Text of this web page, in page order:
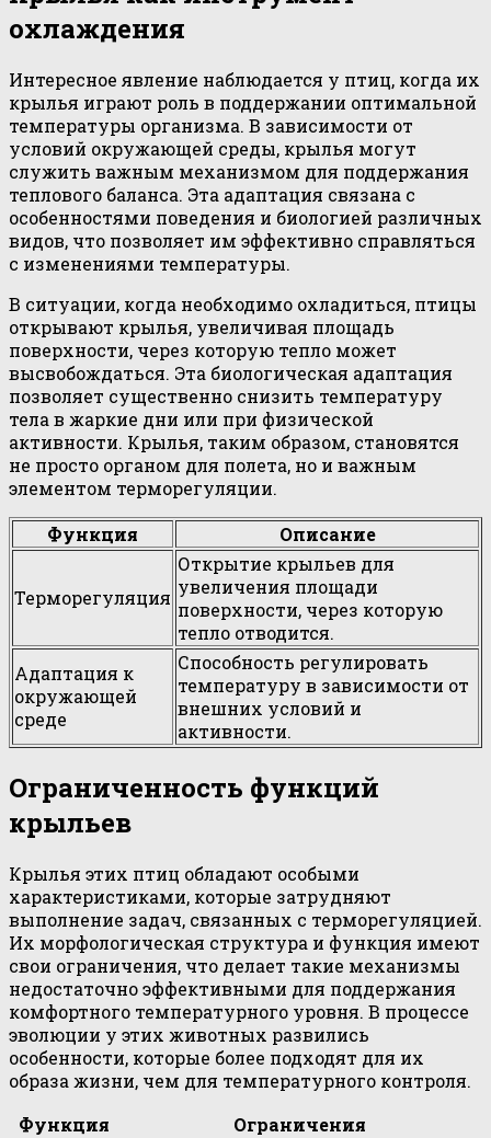
охлаждения
Интересное явление наблюдается у птиц, когда их
крылья играют роль в поддержании оптимальной
температуры организма. В зависимости от
условий окружающей среды, крылья могут
служить важным механизмом для поддержания
теплового баланса. Эта адаптация связана с
особенностями поведения и биологией различных
видов, что позволяет им эффективно справляться
с изменениями температуры.
В ситуации, когда необходимо охладиться, птицы
открывают крылья, увеличивая площадь
поверхности, через которую тепло может
высвобождаться. Эта биологическая адаптация
позволяет существенно снизить температуру
тела в жаркие дни или при физической
активности. Крылья, таким образом, становятся
не просто органом для полета, но и важным
элементом терморегуляции.
Функция
Описание
Терморегуляция
Открытие крыльев для
увеличения площади
поверхности, через которую
тепло отводится.
Адаптация к
окружающей
среде
Способность регулировать
температуру в зависимости от
внешних условий и
активности.
Ограниченность функций
крыльев
Крылья этих птиц обладают особыми
характеристиками, которые затрудняют
выполнение задач, связанных с терморегуляцией.
Их морфологическая структура и функция имеют
свои ограничения, что делает такие механизмы
недостаточно эффективными для поддержания
комфортного температурного уровня. В процессе
эволюции у этих животных развились
особенности, которые более подходят для их
образа жизни, чем для температурного контроля.
Функция
Ограничения